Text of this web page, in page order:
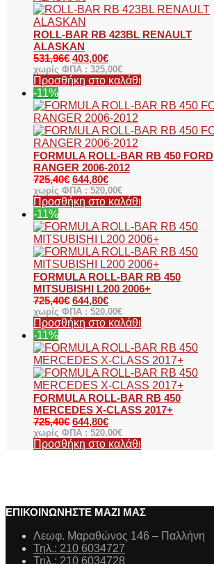
ROLL-BAR RB 423BL RENAULT
ALASKAN
531,96€ 403,00€
χωρίς ΦΠΑ : 325,00€
Προσθήκη στο καλάθι
-11%
FORMULA ROLL-BAR RB 450 FORD
RANGER 2006-2012
725,40€ 644,80€
χωρίς ΦΠΑ : 520,00€
Προσθήκη στο καλάθι
-11%
FORMULA ROLL-BAR RB 450
MITSUBISHI L200 2006+
725,40€ 644,80€
χωρίς ΦΠΑ : 520,00€
Προσθήκη στο καλάθι
-11%
FORMULA ROLL-BAR RB 450
MERCEDES X-CLASS 2017+
725,40€ 644,80€
χωρίς ΦΠΑ : 520,00€
Προσθήκη στο καλάθι
ΕΠΙΚΟΙΝΩΝΗΣΤΕ ΜΑΖΙ ΜΑΣ
Λεωφ. Μαραθώνος 146 – Παλλήνη
Τηλ.: 210 6034727
Τηλ.: 210 6034728